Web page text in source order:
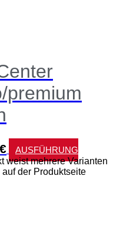
premium
€
AUSFÜHRUNG
weist mehrere Varianten
der Produktseite